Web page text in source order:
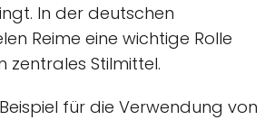
In der deutschen
Reime eine wichtige Rolle
zentrales Stilmittel.
für die Verwendung von